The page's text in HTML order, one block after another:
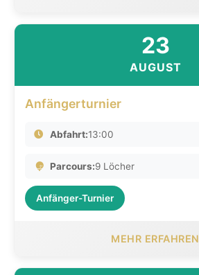
23
AUGUST
Anfängerturnier
Abfahrt:13:00
Parcours:9 Löcher
Anfänger-Turnier
MEHR ERFAHREN